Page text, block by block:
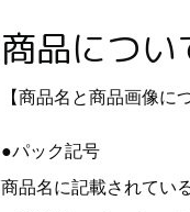
商品につい
【商品名と商品画像に
●パック記号
商品名に記載されてい